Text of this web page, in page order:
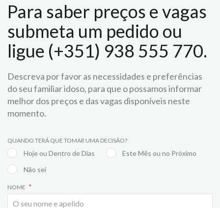
Para saber preços e vagas
submeta um pedido ou
ligue (+351) 938 555 770.
Descreva por favor as necessidades e preferências
do seu familiar idoso, para que o possamos informar
melhor dos preços e das vagas disponíveis neste
momento.
QUANDO TERÁ QUE TOMAR UMA DECISÃO?
Hoje ou Dentro de Dias
Este Mês ou no Próximo
Não sei
NOME